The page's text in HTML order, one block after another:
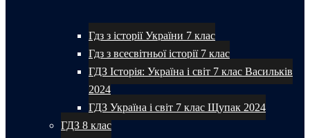
Гдз з історії України 7 клас
Гдз з всесвітньої історії 7 клас
ГДЗ Історія: Україна і світ 7 клас Васильків
2024
ГДЗ Україна і світ 7 клас Щупак 2024
ГДЗ 8 клас